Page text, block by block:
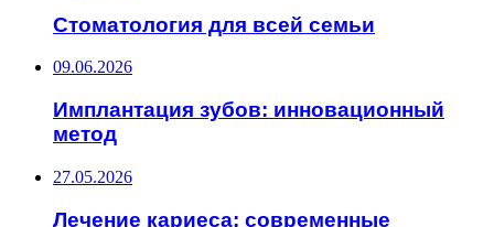
Стоматология для всей семьи
09.06.2026
Имплантация зубов: инновационный
метод
27.05.2026
Лечение кариеса: современные